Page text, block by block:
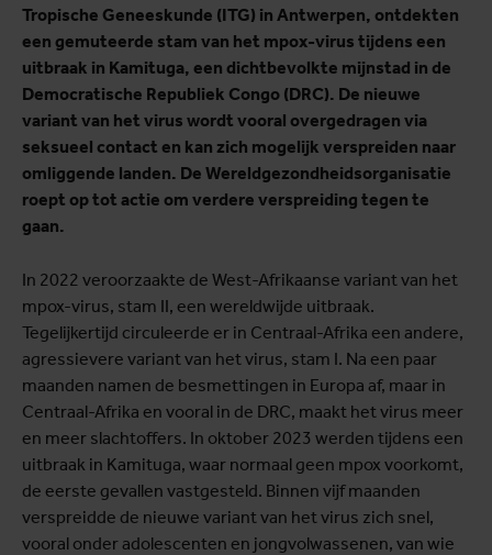
Tropische Geneeskunde (ITG) in Antwerpen, ontdekten
een gemuteerde stam van het mpox-virus tijdens een
uitbraak in Kamituga, een dichtbevolkte mijnstad in de
Democratische Republiek Congo (DRC). De nieuwe
variant van het virus wordt vooral overgedragen via
seksueel contact en kan zich mogelijk verspreiden naar
omliggende landen. De Wereldgezondheidsorganisatie
roept op tot actie om verdere verspreiding tegen te
gaan.
In 2022 veroorzaakte de West-Afrikaanse variant van het
mpox-virus, stam II, een wereldwijde uitbraak.
Tegelijkertijd circuleerde er in Centraal-Afrika een andere,
agressievere variant van het virus, stam I. Na een paar
maanden namen de besmettingen in Europa af, maar in
Centraal-Afrika en vooral in de DRC, maakt het virus meer
en meer slachtoffers. In oktober 2023 werden tijdens een
uitbraak in Kamituga, waar normaal geen mpox voorkomt,
de eerste gevallen vastgesteld. Binnen vijf maanden
verspreidde de nieuwe variant van het virus zich snel,
vooral onder adolescenten en jongvolwassenen, van wie